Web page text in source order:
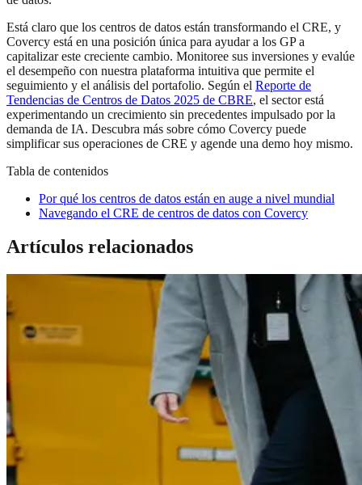
Está claro que los centros de datos están transformando el CRE, y
Covercy está en una posición única para ayudar a los GP a
capitalizar este creciente cambio. Monitoree sus inversiones y evalúe
el desempeño con nuestra plataforma intuitiva que permite el
seguimiento y el análisis del portafolio. Según el Reporte de
Tendencias de Centros de Datos 2025 de CBRE, el sector está
experimentando un crecimiento sin precedentes impulsado por la
demanda de IA. Descubra más sobre cómo Covercy puede
simplificar sus operaciones de CRE y agende una demo hoy mismo.
Tabla de contenidos
Por qué los centros de datos están en auge a nivel mundial
Navegando el CRE de centros de datos con Covercy
Artículos relacionados